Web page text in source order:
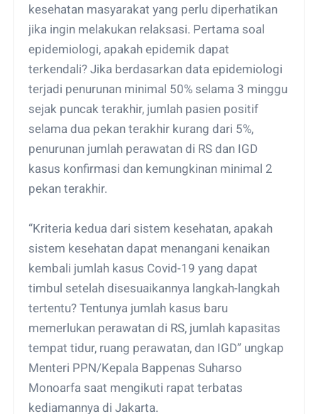
kesehatan masyarakat yang perlu diperhatikan
jika ingin melakukan relaksasi. Pertama soal
epidemiologi, apakah epidemik dapat
terkendali? Jika berdasarkan data epidemiologi
terjadi penurunan minimal 50% selama 3 minggu
sejak puncak terakhir, jumlah pasien positif
selama dua pekan terakhir kurang dari 5%,
penurunan jumlah perawatan di RS dan IGD
kasus konfirmasi dan kemungkinan minimal 2
pekan terakhir.
“Kriteria kedua dari sistem kesehatan, apakah
sistem kesehatan dapat menangani kenaikan
kembali jumlah kasus Covid-19 yang dapat
timbul setelah disesuaikannya langkah-langkah
tertentu? Tentunya jumlah kasus baru
memerlukan perawatan di RS, jumlah kapasitas
tempat tidur, ruang perawatan, dan IGD” ungkap
Menteri PPN/Kepala Bappenas Suharso
Monoarfa saat mengikuti rapat terbatas
kediamannya di Jakarta.